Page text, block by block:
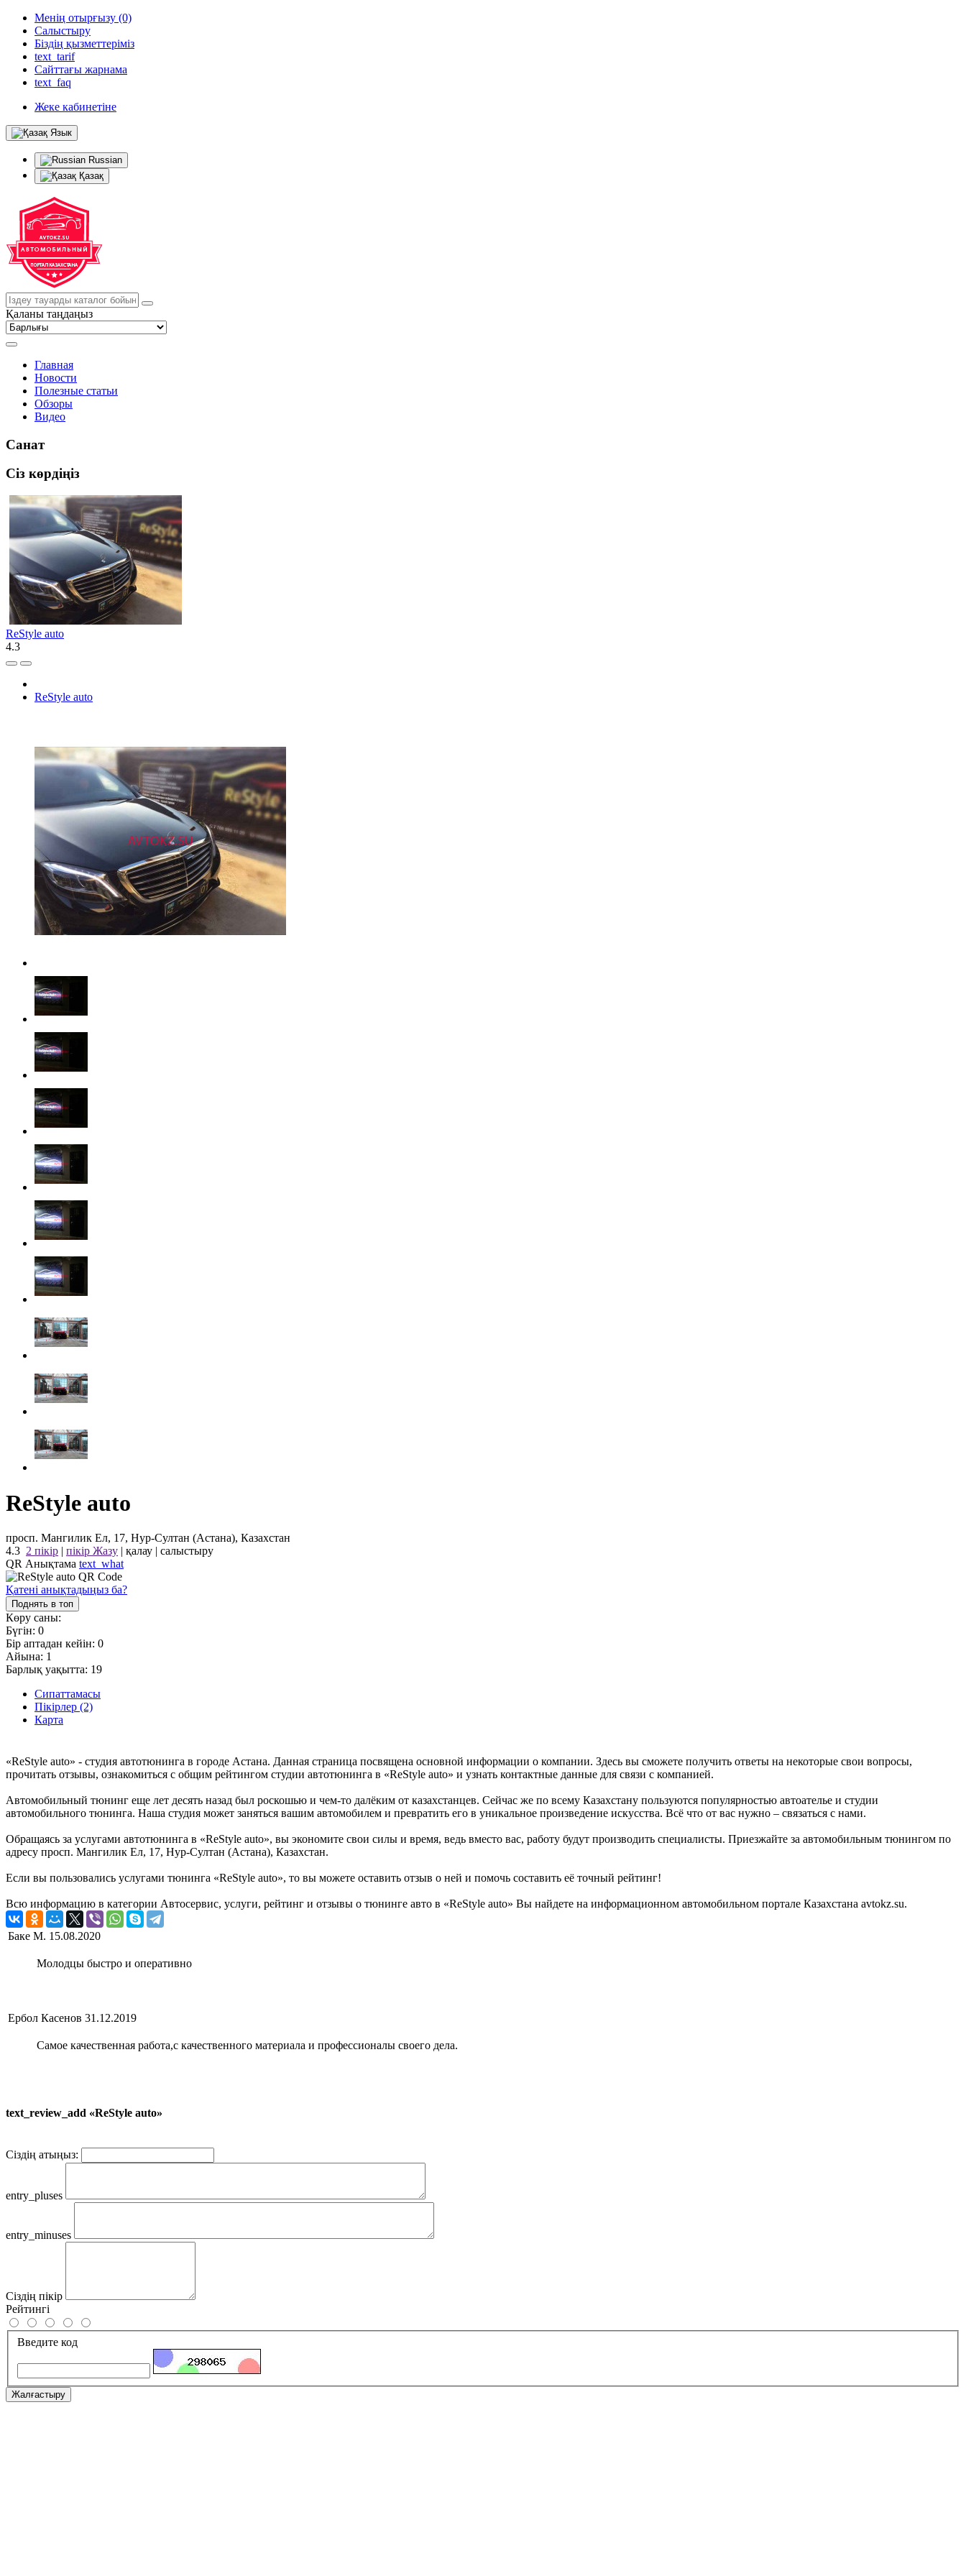
Менің отырғызу (0)
Салыстыру
Біздің қызметтеріміз
text_tarif
Сайттағы жарнама
text_faq
Жеке кабинетіне
Язык
Russian
Қазақ
Қаланы таңдаңыз
Главная
Новости
Полезные статьи
Обзоры
Видео
Санат
Сіз көрдіңіз
ReStyle auto
4.3
ReStyle auto
ReStyle auto
просп. Мангилик Ел, 17, Нур-Султан (Астана), Казахстан
4.3 2 пікір | пікір Жазу | қалау | салыстыру
QR Анықтама text_what
Қатені анықтадыңыз ба?
Поднять в топ
Көру саны:
Бүгін: 0
Бір аптадан кейін: 0
Айына: 1
Барлық уақытта: 19
Сипаттамасы
Пікірлер (2)
Карта
«ReStyle auto» - студия автотюнинга в городе Астана. Данная страница посвящена основной информации о компании. Здесь вы сможете получить ответы на некоторые свои вопросы,
прочитать отзывы, ознакомиться с общим рейтингом студии автотюнинга в «ReStyle auto» и узнать контактные данные для связи с компанией.
Автомобильный тюнинг еще лет десять назад был роскошью и чем-то далёким от казахстанцев. Сейчас же по всему Казахстану пользуются популярностью автоателье и студии
автомобильного тюнинга. Наша студия может заняться вашим автомобилем и превратить его в уникальное произведение искусства. Всё что от вас нужно – связаться с нами.
Обращаясь за услугами автотюнинга в «ReStyle auto», вы экономите свои силы и время, ведь вместо вас, работу будут производить специалисты. Приезжайте за автомобильным тюнингом по
адресу просп. Мангилик Ел, 17, Нур-Султан (Астана), Казахстан.
Если вы пользовались услугами тюнинга «ReStyle auto», то вы можете оставить отзыв о ней и помочь составить её точный рейтинг!
Всю информацию в категории Автосервис, услуги, рейтинг и отзывы о тюнинге авто в «ReStyle auto» Вы найдете на информационном автомобильном портале Казахстана avtokz.su.
Баке М. 15.08.2020
Молодцы быстро и оперативно
Ербол Касенов 31.12.2019
Самое качественная работа,с качественного материала и профессионалы своего дела.
text_review_add «ReStyle auto»
Сіздің атыңыз:
entry_pluses
entry_minuses
Сіздің пікір
Рейтингі
Введите код
Жалғастыру